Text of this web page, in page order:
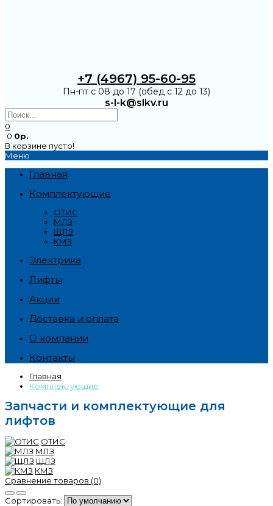
+7 (4967) 95-60-95
Пн-пт с 08 до 17 (обед с 12 до 13)
s-l-k@slkv.ru
0
0 0р.
В корзине пусто!
Меню
Главная
Комплектующие
ОТИС
МЛЗ
ЩЛЗ
КМЗ
Электрика
Лифты
Акции
Доставка и оплата
О компании
Контакты
Главная
Комплектующие
Запчасти и комплектующие для
лифтов
ОТИС
МЛЗ
ЩЛЗ
КМЗ
Сравнение товаров (0)
Сортировать: